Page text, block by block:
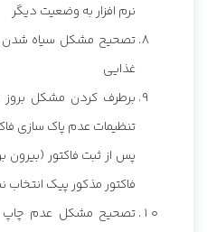
نرم افزار به وضعیت دیگر
تصحیح مشکل سیاه شدن
غذایی
برطرف کردن مشکل بروز
تنظیمات عدم پاک سازی
پس از ثبت فاکتور (بیرون
فاکتور مذکور پیک انتخاب
تصحیح مشکل عدم چاپ